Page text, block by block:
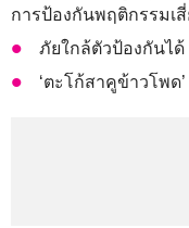
การป้องกันพฤติกรรมเ
ภัยใกล้ตัวป้องกันได้
‘ตะโก้สาคูข้าวโพ